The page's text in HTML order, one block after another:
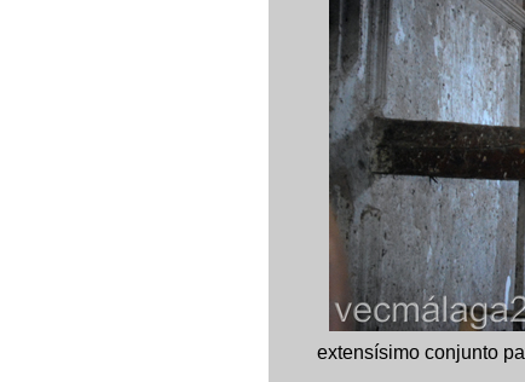
extensísimo conjunto